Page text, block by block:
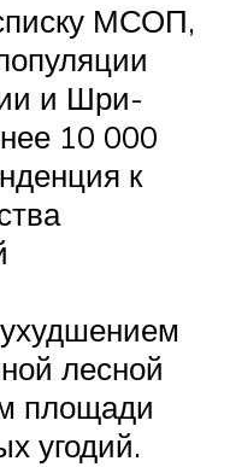
МСОП,
и Шри-
10 000
к
лесной
площади
угодий.